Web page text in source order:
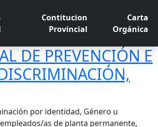
Contitucion
Provincial
Carta
Orgánica
DE PREVENCIÓN E
por identidad, Género u
as de planta permanente,